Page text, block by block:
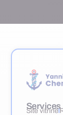
Services
Site vitrine